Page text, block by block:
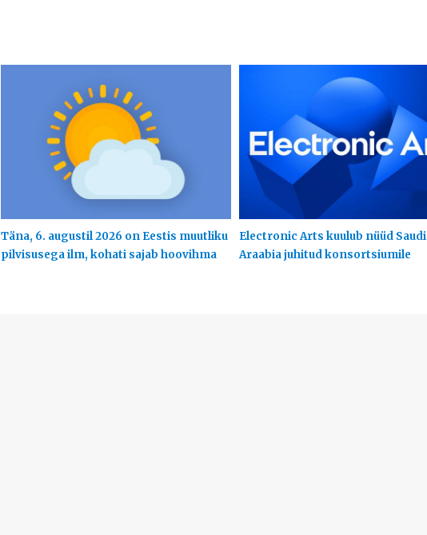
Täna, 6. augustil 2026 on Eestis muutliku
pilvisusega ilm, kohati sajab hoovihma
Electronic Arts kuulub nüüd Saudi
Araabia juhitud konsortsiumile